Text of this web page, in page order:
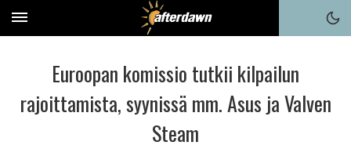
Euroopan komissio tutkii kilpailun
rajoittamista, syynissä mm. Asus ja Valven
Steam